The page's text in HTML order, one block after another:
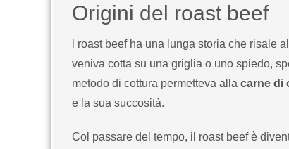
Origini del roast beef
l roast beef ha una lunga storia che risale
veniva cotta su una griglia o uno spiedo,
metodo di cottura permetteva alla carne di
e la sua succosità.
Col passare del tempo, il roast beef è